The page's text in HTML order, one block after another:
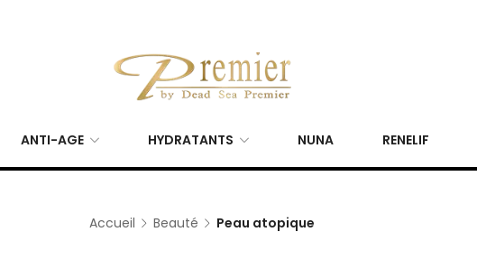
ANTI-AGE HYDRATANTS NUNA RENELIF
Accueil Beauté Peau atopique